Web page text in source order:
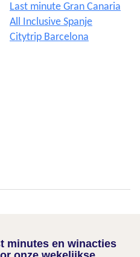
Last minute Gran Canaria
All Inclusive Spanje
Citytrip Barcelona
minutes en winacties